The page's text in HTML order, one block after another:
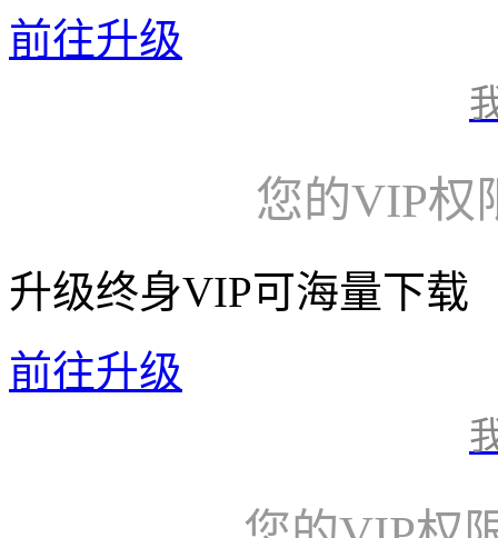
前往升级
您的VIP权
升级终身VIP可海量下载
前往升级